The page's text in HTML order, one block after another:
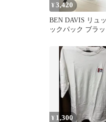
¥3,420
BEN DAVIS リュ
ックパック ブラッ
¥ 1,300